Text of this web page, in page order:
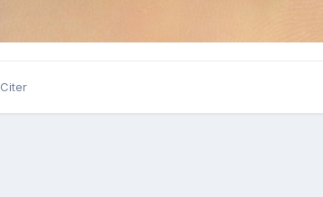
Citer